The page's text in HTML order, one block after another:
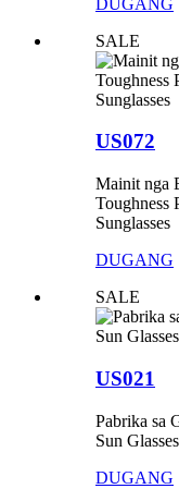
SALE
US072
Mainit nga
Toughness
Sunglasses
DUGANG
SALE
US021
Pabrika sa
Sun Glasses
DUGANG